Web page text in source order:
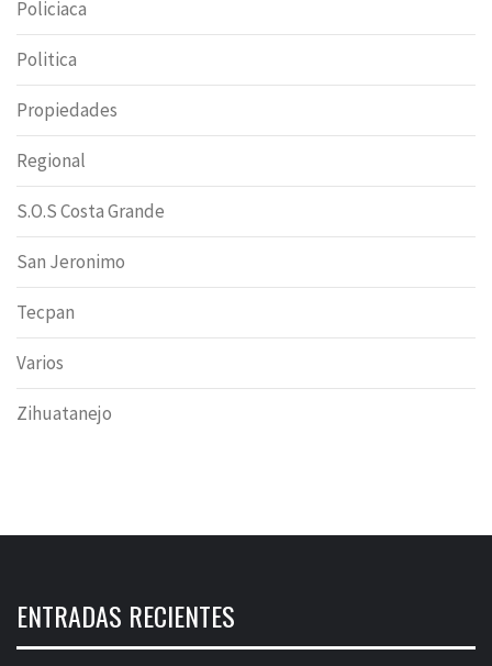
Policiaca
Politica
Propiedades
Regional
S.O.S Costa Grande
San Jeronimo
Tecpan
Varios
Zihuatanejo
ENTRADAS RECIENTES